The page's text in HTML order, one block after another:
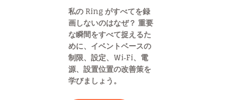
私の Ring がすべてを録
画しないのはなぜ？ 重要
な瞬間をすべて捉えるた
めに、イベントベースの
制限、設定、Wi‑Fi、電
源、設置位置の改善策を
学びましょう。